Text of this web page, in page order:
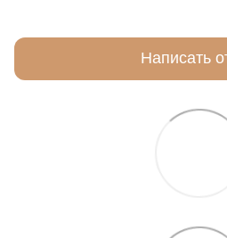
Написать